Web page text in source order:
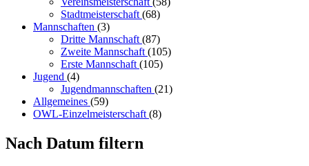
Stadtmeisterschaft(68)
Mannschaften (3)
Dritte Mannschaft(87)
Zweite Mannschaft(105)
Erste Mannschaft(105)
Jugend (4)
Jugendmannschaften (21)
Allgemeines (59)
OWL-Einzelmeisterschaft(8)
Nach Datum filtern